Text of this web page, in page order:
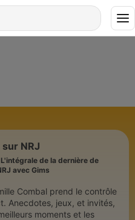
NRJ
de la dernière de
avec Gims
Combal prend le contrôle
Anecdotes, jeux, et invités,
moments et les